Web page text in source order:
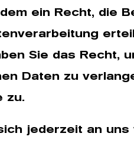
ein Recht, die
Sie das Recht,
Daten zu
zu.
jederzeit an uns